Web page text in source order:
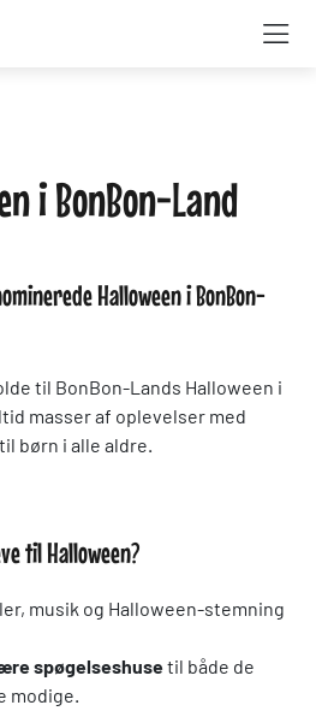
i BonBon-Land
Halloween i BonBon-
til BonBon-Lands Halloween i
masser af oplevelser med
børn i alle aldre.
til Halloween?
musik og Halloween-stemning
spøgelseshusetil både de
modige.